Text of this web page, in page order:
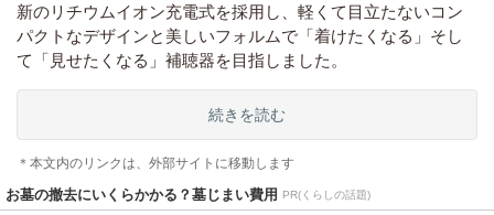
新のリチウムイオン充電式を採用し、軽くて目立たないコン
パクトなデザインと美しいフォルムで「着けたくなる」そし
て「見せたくなる」補聴器を目指しました。
続きを読む
＊本文内のリンクは、外部サイトに移動します
お墓の撤去にいくらかかる？墓じまい費用 PR(くらしの話題)